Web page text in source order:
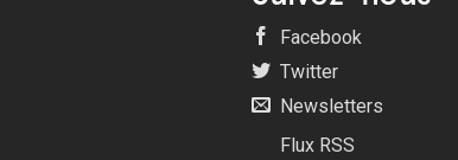
Facebook
Twitter
Newsletters
Flux RSS